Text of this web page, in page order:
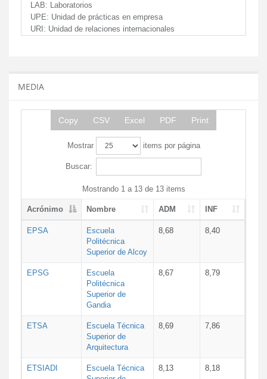
LAB: Laboratorios
UPE: Unidad de prácticas en empresa
URI: Unidad de relaciones internacionales
MEDIA
Copy CSV Excel PDF Print
Mostrar items por página
Buscar:
Mostrando 1 a 13 de 13 items
Acrónimo Nombre ADM INF
EPSA
Escuela
Politécnica
Superior de Alcoy
8,68 8,40
EPSG
Escuela
Politécnica
Superior de
Gandia
8,67 8,79
ETSA
Escuela Técnica
Superior de
Arquitectura
8,69 7,86
ETSIADI
Escuela Técnica
8,13 8,18